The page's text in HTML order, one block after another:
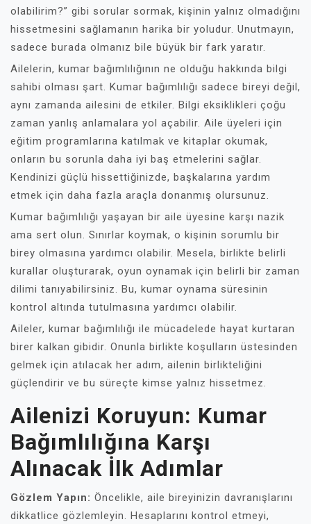
olabilirim?” gibi sorular sormak, kişinin yalnız olmadığını
hissetmesini sağlamanın harika bir yoludur. Unutmayın,
sadece burada olmanız bile büyük bir fark yaratır.
Ailelerin, kumar bağımlılığının ne olduğu hakkında bilgi
sahibi olması şart. Kumar bağımlılığı sadece bireyi değil,
aynı zamanda ailesini de etkiler. Bilgi eksiklikleri çoğu
zaman yanlış anlamalara yol açabilir. Aile üyeleri için
eğitim programlarına katılmak ve kitaplar okumak,
onların bu sorunla daha iyi baş etmelerini sağlar.
Kendinizi güçlü hissettiğinizde, başkalarına yardım
etmek için daha fazla araçla donanmış olursunuz.
Kumar bağımlılığı yaşayan bir aile üyesine karşı nazik
ama sert olun. Sınırlar koymak, o kişinin sorumlu bir
birey olmasına yardımcı olabilir. Mesela, birlikte belirli
kurallar oluşturarak, oyun oynamak için belirli bir zaman
dilimi tanıyabilirsiniz. Bu, kumar oynama süresinin
kontrol altında tutulmasına yardımcı olabilir.
Aileler, kumar bağımlılığı ile mücadelede hayat kurtaran
birer kalkan gibidir. Onunla birlikte koşulların üstesinden
gelmek için atılacak her adım, ailenin birlikteliğini
güçlendirir ve bu süreçte kimse yalnız hissetmez.
Ailenizi Koruyun: Kumar
Bağımlılığına Karşı
Alınacak İlk Adımlar
Gözlem Yapın: Öncelikle, aile bireyinizin davranışlarını
dikkatlice gözlemleyin. Hesaplarını kontrol etmeyi,